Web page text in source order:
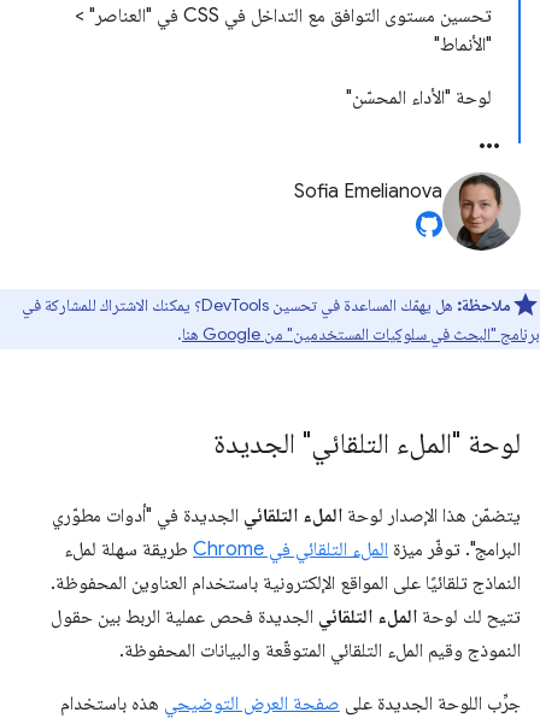
تحسين مستوى التوافق مع التداخل في CSS في "العناصر" >
"الأنماط"
لوحة "الأداء المحسّن"
Sofia Emelianova
ملاحظة: هل يهمّك المساعدة في تحسين DevTools؟ يمكنك الاشتراك للمشاركة في
برنامج "البحث في سلوكيات المستخدمين" من Google هنا
.
لوحة "الملء التلقائي" الجديدة
يتضمّن هذا الإصدار لوحة الملء التلقائي الجديدة في "أدوات مطوّري
البرامج". توفّر ميزة الملء التلقائي في Chrome
طريقة سهلة لملء
النماذج تلقائيًا على المواقع الإلكترونية باستخدام العناوين المحفوظة.
تتيح لك لوحة الملء التلقائي الجديدة فحص عملية الربط بين حقول
النموذج وقيم الملء التلقائي المتوقّعة والبيانات المحفوظة.
جرِّب اللوحة الجديدة على صفحة العرض التوضيحي هذه باستخدام